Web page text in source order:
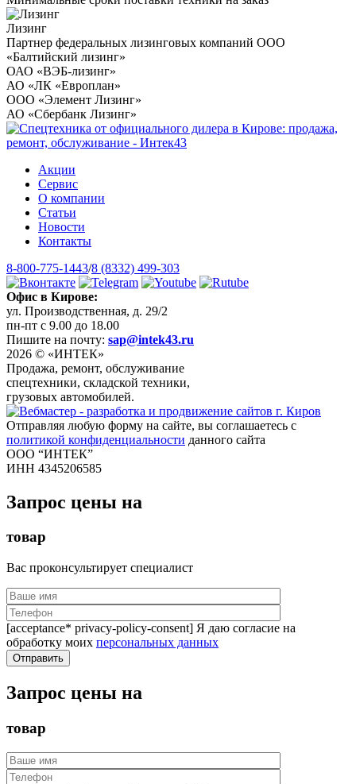
Лизинг
Партнер федеральных лизинговых компаний ООО
«Балтийский лизинг»
ОАО «ВЭБ-лизинг»
АО «ЛК «Европлан»
ООО «Элемент Лизинг»
АО «Сбербанк Лизинг»
Акции
Сервис
О компании
Статьи
Новости
Контакты
8-800-775-1443/8 (8332) 499-303
Офис в Кирове:
ул. Производственная, д. 29/2
пн-пт с 9.00 до 18.00
Пишите на почту: sap@intek43.ru
2026 © «ИНТЕК»
Продажа, ремонт, обслуживание
спецтехники, складской техники,
грузовых автомобилей.
Отправляя любую форму на сайте, вы соглашаетесь с
политикой конфиденциальности данного сайта
ООО “ИНТЕК”
ИНН 4345206585
Запрос цены на
товар
Вас проконсультирует специалист
[acceptance* privacy-policy-consent] Я даю согласие на
обработку моих персональных данных
Запрос цены на
товар